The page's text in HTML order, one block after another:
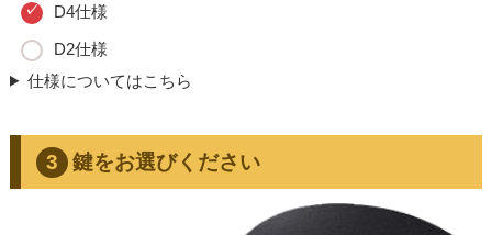
D4仕様
D2仕様
仕様についてはこちら
鍵をお選びください